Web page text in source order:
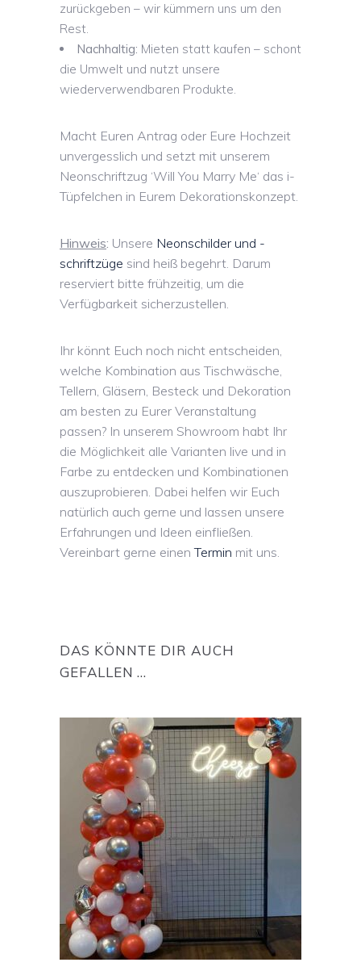
zurückgeben – wir kümmern uns um den
Rest.
Nachhaltig: Mieten statt kaufen – schont
die Umwelt und nutzt unsere
wiederverwendbaren Produkte.
Macht Euren Antrag oder Eure Hochzeit
unvergesslich und setzt mit unserem
Neonschriftzug ‘Will You Marry Me‘ das i-
Tüpfelchen in Eurem Dekorationskonzept.
Hinweis: Unsere Neonschilder und -
schriftzüge sind heiß begehrt. Darum
reserviert bitte frühzeitig, um die
Verfügbarkeit sicherzustellen.
Ihr könnt Euch noch nicht entscheiden,
welche Kombination aus Tischwäsche,
Tellern, Gläsern, Besteck und Dekoration
am besten zu Eurer Veranstaltung
passen? In unserem Showroom habt Ihr
die Möglichkeit alle Varianten live und in
Farbe zu entdecken und Kombinationen
auszuprobieren. Dabei helfen wir Euch
natürlich auch gerne und lassen unsere
Erfahrungen und Ideen einfließen.
Vereinbart gerne einenTermin mit uns.
DAS KÖNNTE DIR AUCH
GEFALLEN …